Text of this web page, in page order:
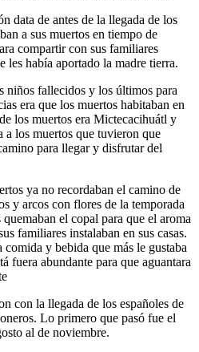
data de antes de la llegada de los
a sus muertos en tiempo de
compartir con sus familiares
les había aportado la madre tierra.
niños fallecidos y los últimos para
era que los muertos habitaban en
los muertos era Mictecacihuátl y
a los muertos que tuvieron que
para llegar y disfrutar del
ya no recordaban el camino de
y arcos con flores de la temporada
el copal para que el aroma
familiares instalaban en sus casas.
y bebida que más le gustaba
fuera abundante para que aguantara
con la llegada de los españoles de
Lo primero que pasó fue el
al de noviembre.